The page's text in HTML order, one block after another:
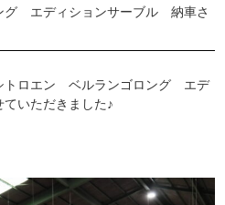
エディションサーブル 納車さ
トロエン ベルランゴロング エデ
いただきました♪